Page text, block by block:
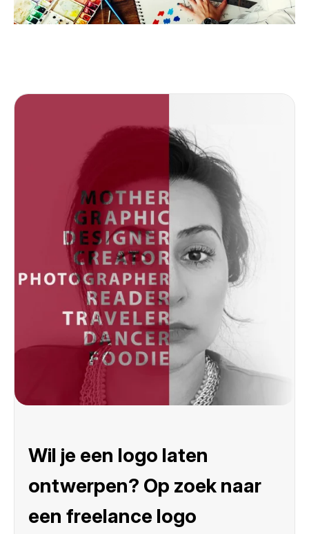
Wil je een logo laten
ontwerpen? Op zoek naar
een freelance logo